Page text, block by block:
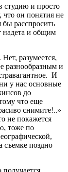
студию и просто
что он понятия не
расспросить
надета и общим
разумеется,
разнообразным и
И
у нас основные
до
что еще
снимите!..»
не покажется
тоже по
съемке поздно